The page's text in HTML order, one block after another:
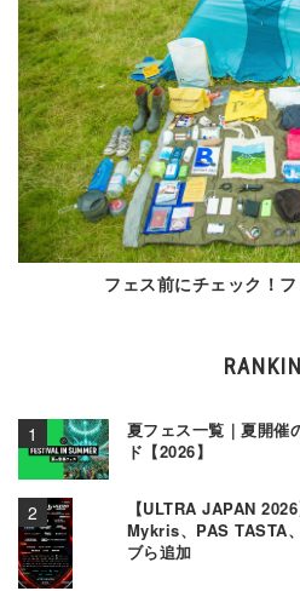
フェス前にチェック！
夏フェス一覧｜夏開催
ド【2026】
【ULTRA JAPAN
Mykris、PAS TASTA
ブら追加